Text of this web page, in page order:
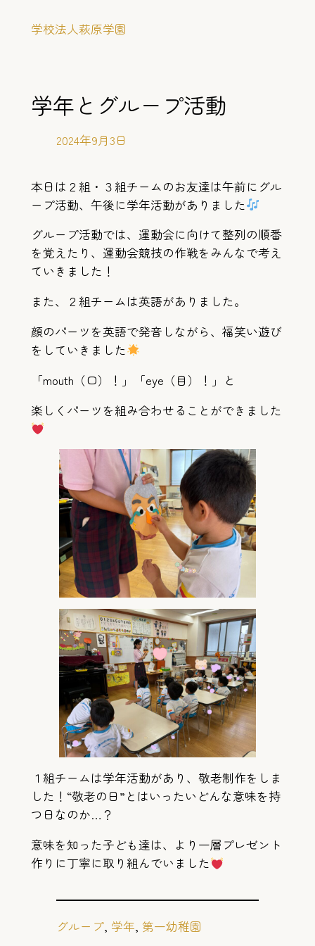
学校法人萩原学園
学年とグループ活動
2024年9月3日
本日は２組・３組チームのお友達は午前にグル
ープ活動、午後に学年活動がありました
グループ活動では、運動会に向けて整列の順番
を覚えたり、運動会競技の作戦をみんなで考え
ていきました！
また、２組チームは英語がありました。
顔のパーツを英語で発音しながら、福笑い遊び
をしていきました
「mouth（口）！」「eye（目）！」と
楽しくパーツを組み合わせることができました
１組チームは学年活動があり、敬老制作をしま
した！“敬老の日”とはいったいどんな意味を持
つ日なのか…？
意味を知った子ども達は、より一層プレゼント
作りに丁寧に取り組んでいました
グループ, 学年, 第一幼稚園